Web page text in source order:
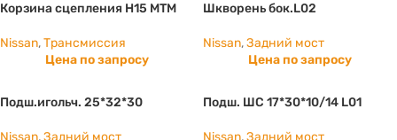
Корзина сцепления H15 МТМ
Nissan,Трансмиссия
Цена по запросу
Шкворень бок.L02
Nissan,Задний мост
Цена по запросу
Подш.игольч. 25*32*30
Nissan,Задний мост
Подш. ШС 17*30*10/14 L01
Nissan,Задний мост